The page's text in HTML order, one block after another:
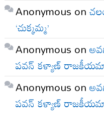
Anonymous on
‘చుక్కమ్మ’
Anonymous on
పవన్ కళ్యాణ్
Anonymous on
పవన్ కళ్యాణ్